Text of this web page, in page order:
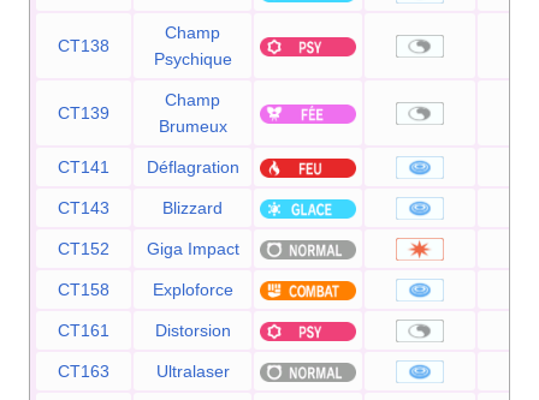
CT138
Champ
Psychique
CT139
Champ
Brumeux
CT141 Déflagration
CT143 Blizzard
CT152 Giga Impact
CT158 Exploforce
CT161 Distorsion
CT163 Ultralaser